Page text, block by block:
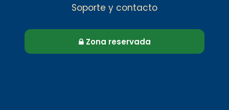
Soporte y contacto
Zona reservada